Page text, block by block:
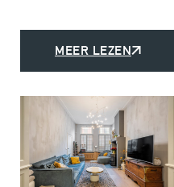
MEER LEZEN